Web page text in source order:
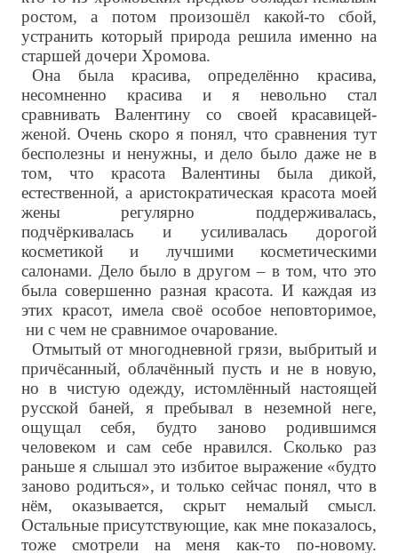
ростом, а потом произошёл какой-то сбой,
устранить который природа решила именно на
старшей дочери Хромова.
Она была красива, определённо красива,
несомненно красива и я невольно стал
сравнивать Валентину со своей красавицей-
женой. Очень скоро я понял, что сравнения тут
бесполезны и ненужны, и дело было даже не в
том, что красота Валентины была дикой,
естественной, а аристократическая красота моей
жены регулярно поддерживалась,
подчёркивалась и усиливалась дорогой
косметикой и лучшими косметическими
салонами. Дело было в другом – в том, что это
была совершенно разная красота. И каждая из
этих красот, имела своё особое неповторимое,
ни с чем не сравнимое очарование.
Отмытый от многодневной грязи, выбритый и
причёсанный, облачённый пусть и не в новую,
но в чистую одежду, истомлённый настоящей
русской баней, я пребывал в неземной неге,
ощущал себя, будто заново родившимся
человеком и сам себе нравился. Сколько раз
раньше я слышал это избитое выражение «будто
заново родиться», и только сейчас понял, что в
нём, оказывается, скрыт немалый смысл.
Остальные присутствующие, как мне показалось,
тоже смотрели на меня как-то по-новому.